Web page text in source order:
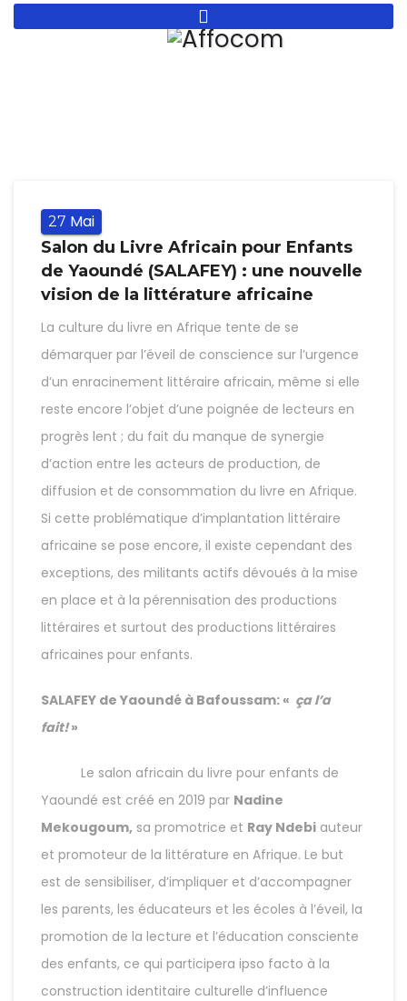
27 Mai
Salon du Livre Africain pour Enfants
de Yaoundé (SALAFEY) : une nouvelle
vision de la littérature africaine
La culture du livre en Afrique tente de se
démarquer par l’éveil de conscience sur l’urgence
d’un enracinement littéraire africain, même si elle
reste encore l’objet d’une poignée de lecteurs en
progrès lent ; du fait du manque de synergie
d’action entre les acteurs de production, de
diffusion et de consommation du livre en Afrique.
Si cette problématique d’implantation littéraire
africaine se pose encore, il existe cependant des
exceptions, des militants actifs dévoués à la mise
en place et à la pérennisation des productions
littéraires et surtout des productions littéraires
africaines pour enfants.
SALAFEY de Yaoundé à Bafoussam: « ça l’a
fait!»
Le salon africain du livre pour enfants de
Yaoundé est créé en 2019 par Nadine
Mekougoum, sa promotrice et Ray Ndebi auteur
et promoteur de la littérature en Afrique. Le but
est de sensibiliser, d’impliquer et d’accompagner
les parents, les éducateurs et les écoles à l’éveil, la
promotion de la lecture et l’éducation consciente
des enfants, ce qui participera ipso facto à la
construction identitaire culturelle d’influence